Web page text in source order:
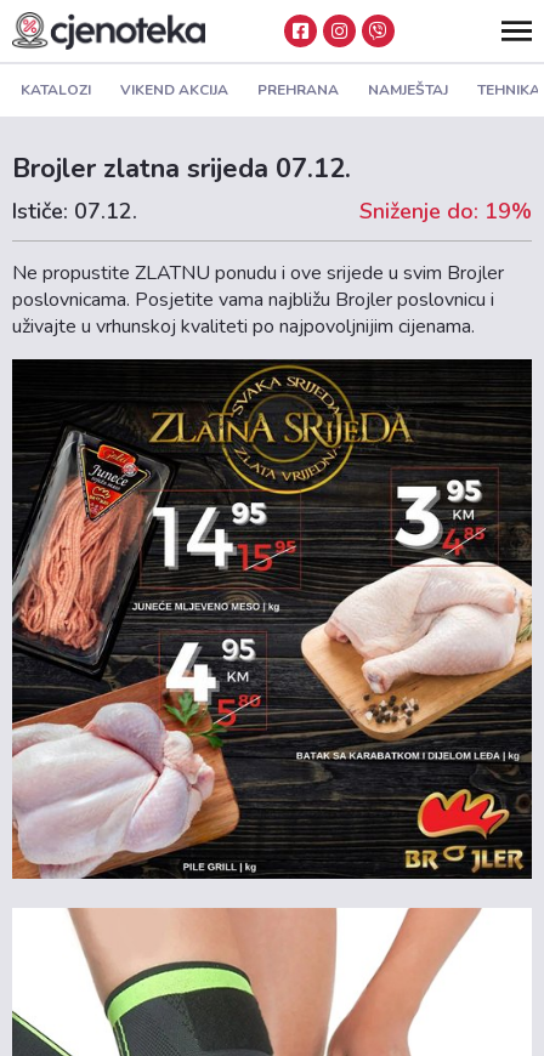
KATALOZI VIKEND AKCIJA PREHRANA NAMJEŠTAJ TEHNIKA
Brojler zlatna srijeda 07.12.
Ističe: 07.12. Sniženje do: 19%
Ne propustite ZLATNU ponudu i ove srijede u svim Brojler
poslovnicama. Posjetite vama najbližu Brojler poslovnicu i
uživajte u vrhunskoj kvaliteti po najpovoljnijim cijenama.